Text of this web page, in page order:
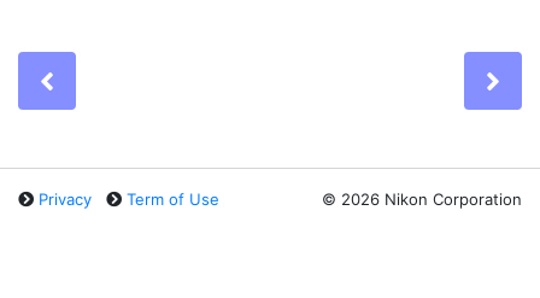
Privacy Term of Use © 2026 Nikon Corporation